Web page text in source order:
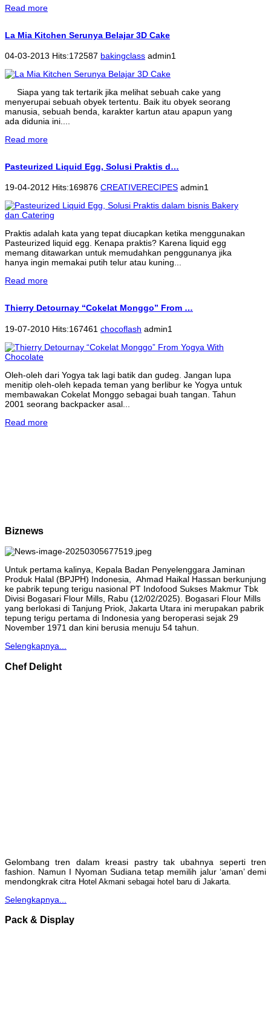
Read more
La Mia Kitchen Serunya Belajar 3D Cake
04-03-2013 Hits:172587 bakingclass admin1
Siapa yang tak tertarik jika melihat sebuah cake yang
menyerupai sebuah obyek tertentu. Baik itu obyek seorang
manusia, sebuah benda, karakter kartun atau apapun yang
ada didunia ini....
Read more
Pasteurized Liquid Egg, Solusi Praktis d…
19-04-2012 Hits:169876 CREATIVERECIPES admin1
Praktis adalah kata yang tepat diucapkan ketika menggunakan
Pasteurized liquid egg. Kenapa praktis? Karena liquid egg
memang ditawarkan untuk memudahkan penggunanya jika
hanya ingin memakai putih telur atau kuning...
Read more
Thierry Detournay “Cokelat Monggo” From …
19-07-2010 Hits:167461 chocoflash admin1
Oleh-oleh dari Yogya tak lagi batik dan gudeg. Jangan lupa
menitip oleh-oleh kepada teman yang berlibur ke Yogya untuk
membawakan Cokelat Monggo sebagai buah tangan. Tahun
2001 seorang backpacker asal...
Read more
Biznews
Untuk pertama kalinya, Kepala Badan Penyelenggara Jaminan
Produk Halal (BPJPH) Indonesia, Ahmad Haikal Hassan berkunjung
ke pabrik tepung terigu nasional PT Indofood Sukses Makmur Tbk
Divisi Bogasari Flour Mills, Rabu (12/02/2025). Bogasari Flour Mills
yang berlokasi di Tanjung Priok, Jakarta Utara ini merupakan pabrik
tepung terigu pertama di Indonesia yang beroperasi sejak 29
November 1971 dan kini berusia menuju 54 tahun.
Selengkapnya...
Chef Delight
Gelombang tren dalam kreasi pastry tak ubahnya seperti tren
fashion. Namun I Nyoman Sudiana tetap memilih jalur ‘aman’ demi
mendongkrak citra Hotel Akmani sebagai hotel baru di Jakarta.
Selengkapnya...
Pack & Display